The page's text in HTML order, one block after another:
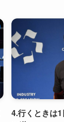
4.行くときは